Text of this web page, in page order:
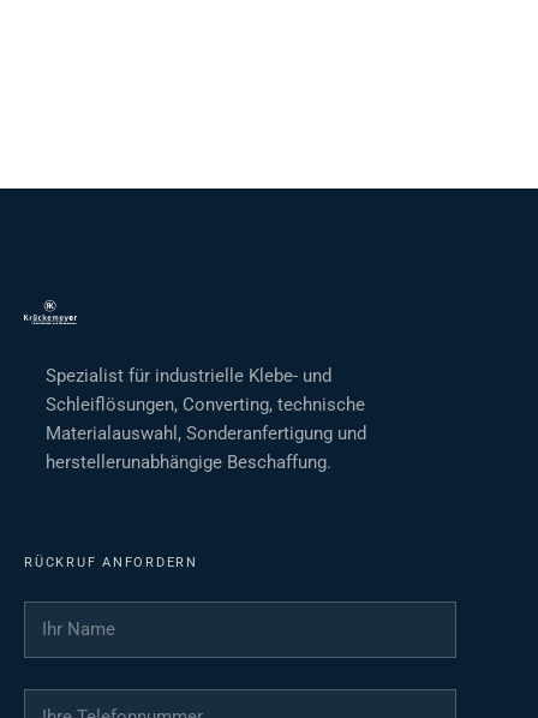
Spezialist für industrielle Klebe- und
Schleiflösungen, Converting, technische
Materialauswahl, Sonderanfertigung und
herstellerunabhängige Beschaffung.
RÜCKRUF ANFORDERN
Ihr Name
Ihre Telefonnummer